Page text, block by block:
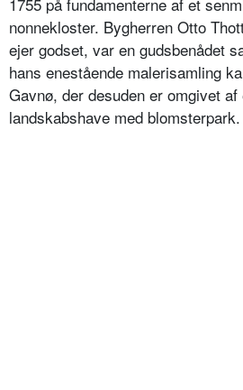
nonnekloster. Bygherren Otto
ejer godset, var en gudsbenådet
hans enestående malerisamling
Gavnø, der desuden er omgivet
landskabshave med blomsterpark.